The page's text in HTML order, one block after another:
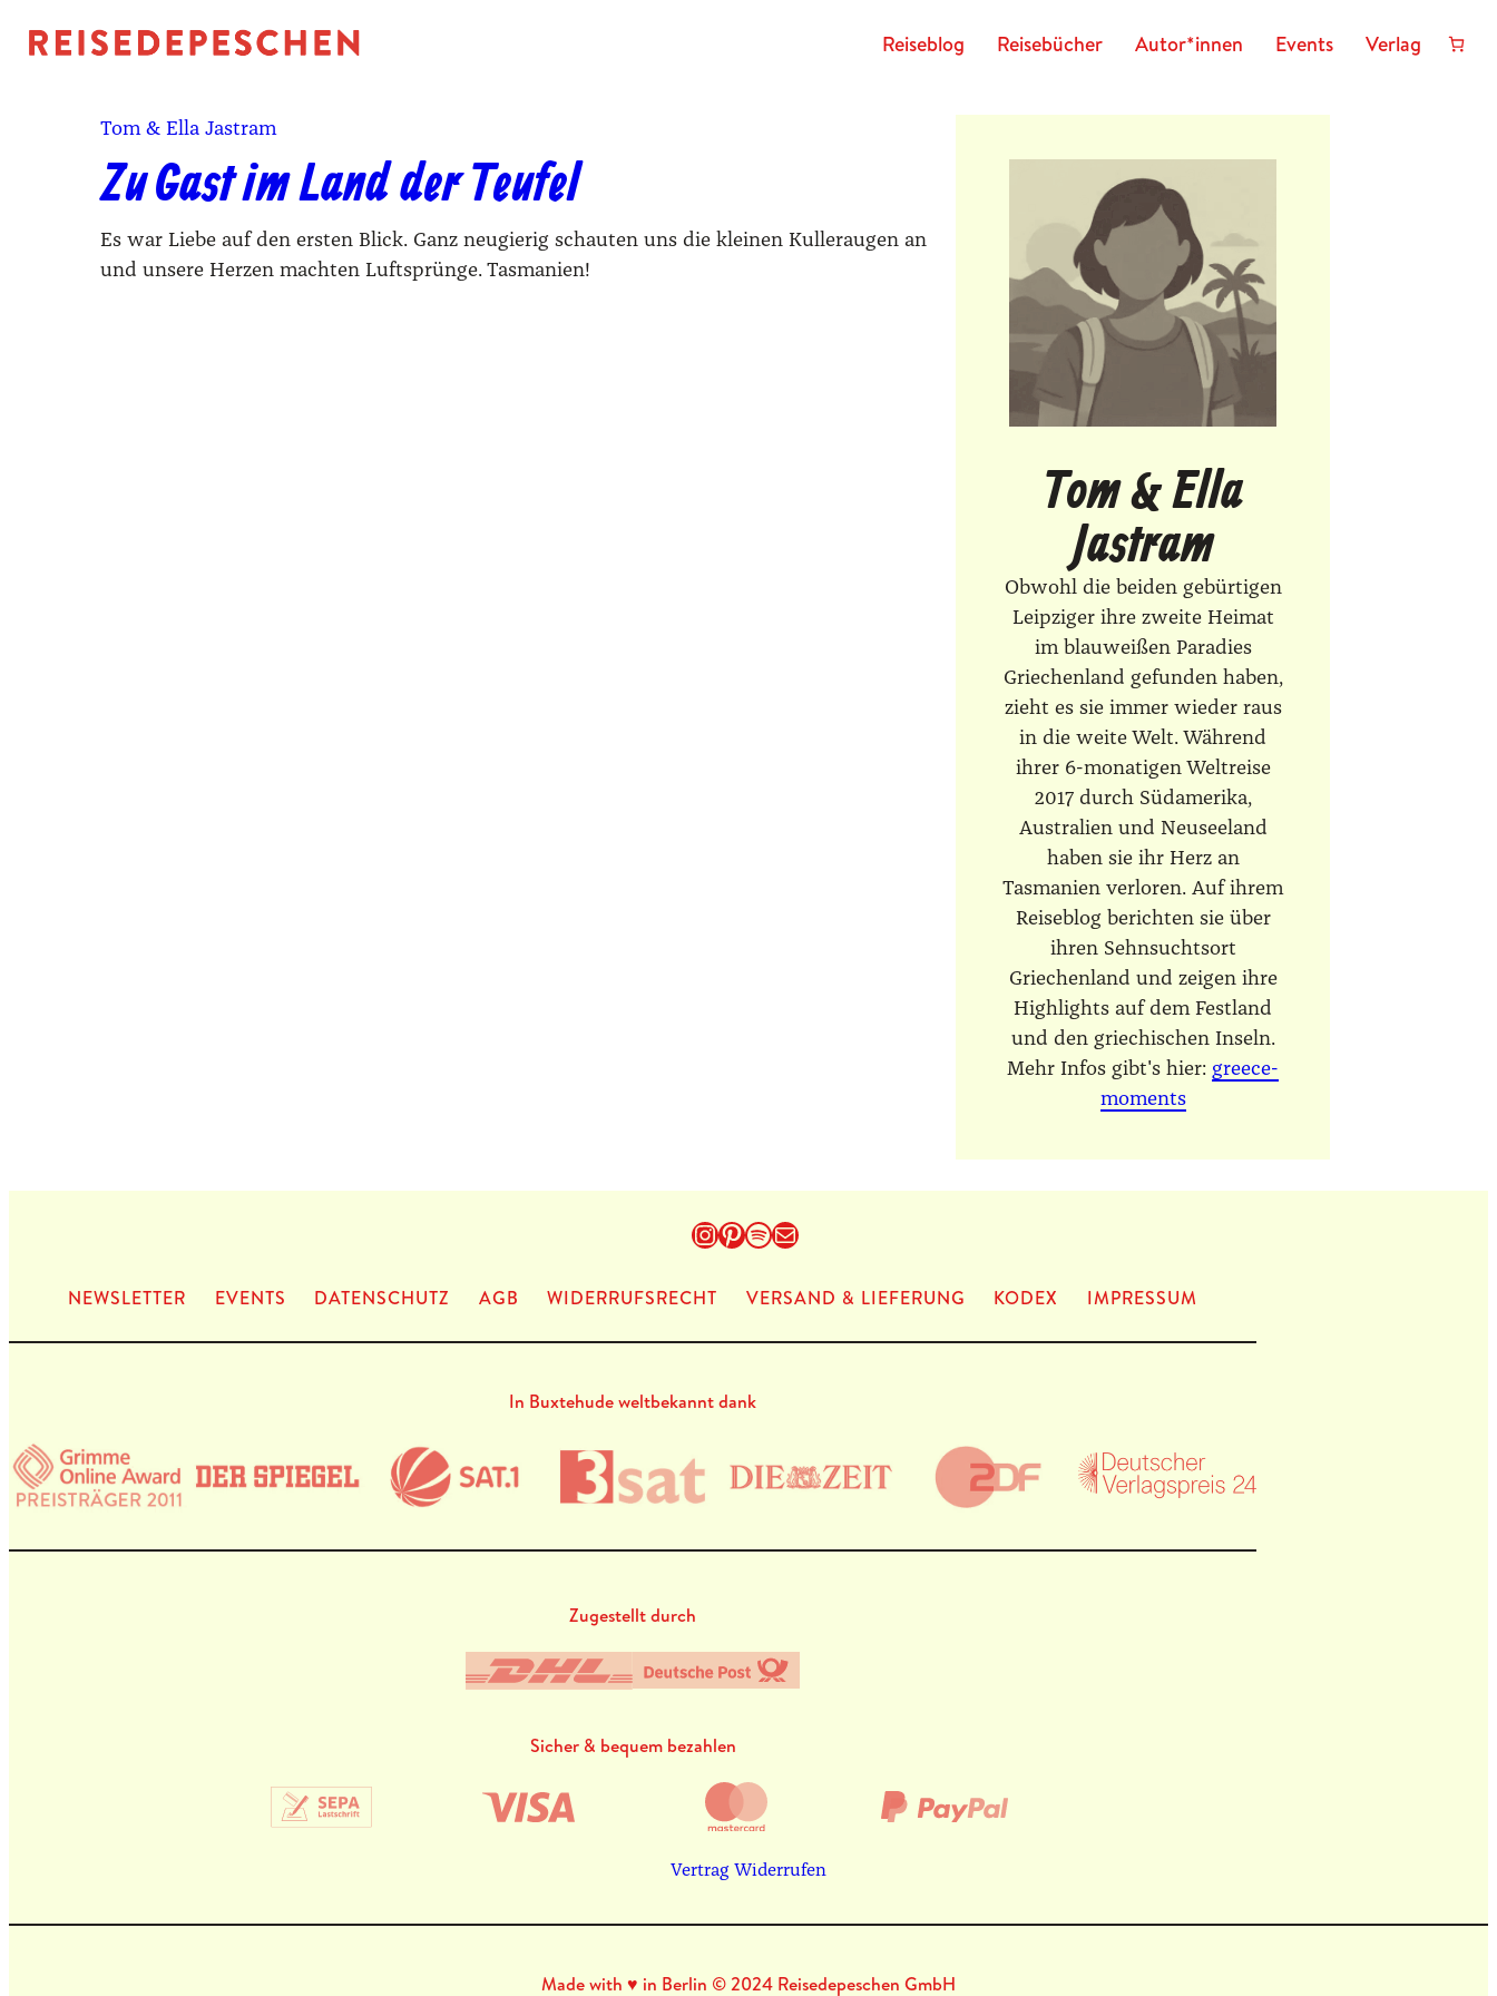
Rei­se­blog Reisebücher Autor*innen Events Verlag
Tom & Ella Jastram
Zu Gast im Land der Teufel
Es war Liebe auf den ersten Blick. Ganz neugierig schauten uns die kleinen Kulleraugen an
und unsere Herzen machten Luftsprünge. Tasmanien!
Tom & Ella
Jastram
Obwohl die beiden gebürtigen
Leipziger ihre zweite Heimat
im blauweißen Paradies
Griechenland gefunden haben,
zieht es sie immer wieder raus
in die weite Welt. Während
ihrer 6-monatigen Weltreise
2017 durch Südamerika,
Australien und Neuseeland
haben sie ihr Herz an
Tasmanien verloren. Auf ihrem
Reiseblog berichten sie über
ihren Sehnsuchtsort
Griechenland und zeigen ihre
Highlights auf dem Festland
und den griechischen Inseln.
Mehr Infos gibt's hier: greece-
moments
Instagram
Pinterest
Spotify
E-Mail
NEWS­LET­TER EVENTS DATEN­SCHUTZ AGB WIDERRUFSRECHT VERSAND & LIEFERUNG KODEX IMPRES­SUM
In Buxtehude weltbekannt dank
Zugestellt durch
Sicher & bequem bezahlen
Vertrag Widerrufen
Made with ♥ in Berlin © 2024 Reisedepeschen GmbH